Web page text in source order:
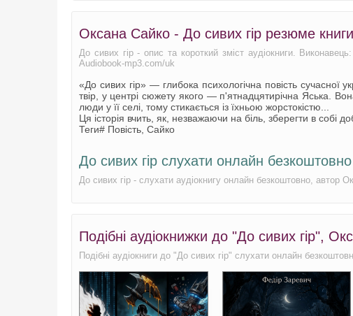
Оксана Сайко - До сивих гір резюме книги
До сивих гір - опис та короткий зміст аудіокниги.
Audiobook-mp3.com/uk
«До сивих гір» — глибока психологічна повість
твір, у центрі сюжету якого — п'ятнадцятирічна Яська.
люди у її селі, тому стикається із їхньою жорстокістю...
Ця історія вчить, як, незважаючи на біль, зберегти в собі
Теги# Повість, Сайко
До сивих гір слухати онлайн безкоштовно
До сивих гір - слухати аудіокнигу онлайн безкоштовно, автор
Подібні аудіокнижки до "До сивих гір",
Подібні аудіокниги до "До сивих гір" слухати онлайн